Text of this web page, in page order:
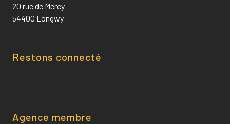
20 rue de Mercy
54400 Longwy
Restons connecté
Agence membre